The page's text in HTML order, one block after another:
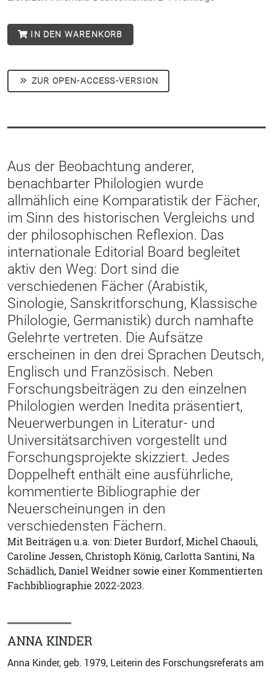
IN DEN WARENKORB
ZUR OPEN-ACCESS-VERSION
Aus der Beobachtung anderer,
benachbarter Philologien wurde
allmählich eine Komparatistik der Fächer,
im Sinn des historischen Vergleichs und
der philosophischen Reflexion. Das
internationale Editorial Board begleitet
aktiv den Weg: Dort sind die
verschiedenen Fächer (Arabistik,
Sinologie, Sanskritforschung, Klassische
Philologie, Germanistik) durch namhafte
Gelehrte vertreten. Die Aufsätze
erscheinen in den drei Sprachen Deutsch,
Englisch und Französisch. Neben
Forschungsbeiträgen zu den einzelnen
Philologien werden Inedita präsentiert,
Neuerwerbungen in Literatur- und
Universitätsarchiven vorgestellt und
Forschungsprojekte skizziert. Jedes
Doppelheft enthält eine ausführliche,
kommentierte Bibliographie der
Neuerscheinungen in den
verschiedensten Fächern.
Mit Beiträgen u.a. von: Dieter Burdorf, Michel Chaouli,
Caroline Jessen, Christoph König, Carlotta Santini, Na
Schädlich, Daniel Weidner sowie einer Kommentierten
Fachbibliographie 2022-2023.
ANNA KINDER
Anna Kinder, geb. 1979, Leiterin des Forschungsreferats am